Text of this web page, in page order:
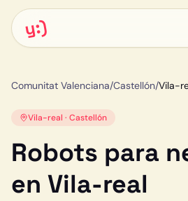
y:)
Comunitat Valenciana/Castellón/Vila-
Vila-real · Castellón
Robots para
en Vila-real